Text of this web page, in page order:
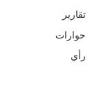
تقارير
حوارات
رأي